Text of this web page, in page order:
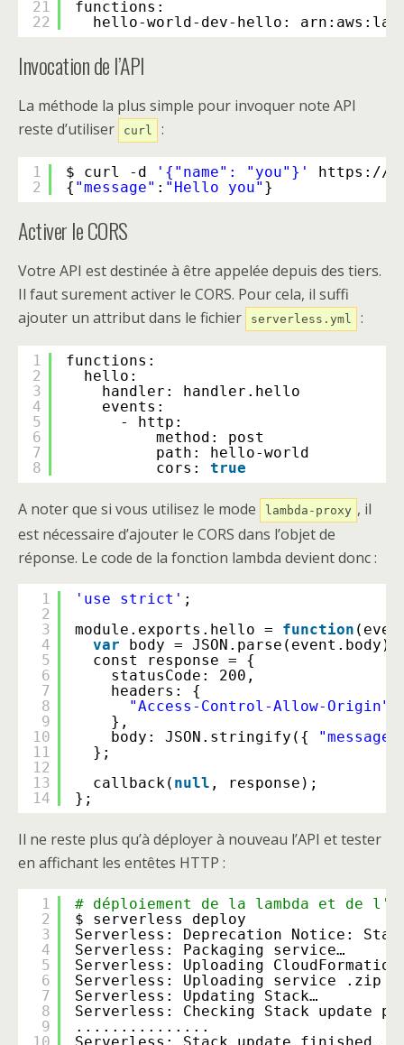
21
22
functions:
hello-world-dev-hello:
Invocation de l’API
La méthode la plus simple pour invoquer note API
reste d’utiliser
curl :
1
2
$ curl -d '{"name": "you"}' https: //
{ "message" : "Hello you" }
Activer le CORS
Votre API est destinée à être appelée depuis des tiers.
Il faut surement activer le CORS. Pour cela, il suffi
ajouter un attribut dans le fichier
serverless.yml :
1
2
3
4
5
6
7
8
functions:
hello:
handler: handler.hello
events:
- http:
method: post
path: hello-world
cors: true
A noter que si vous utilisez le mode lambda-proxy , il
est nécessaire d’ajouter le CORS dans l’objet de
réponse. Le code de la fonction lambda devient donc :
1
2
3
4
5
6
7
8
9
10
11
12
13
14
'use strict' ;
module.exports.hello = function
var
body = JSON.parse(event.body);
const response = {
statusCode: 200,
headers: {
"Access-Control-Allow-Origin"
},
body: JSON.stringify({
"message"
};
callback( null , response);
};
Il ne reste plus qu’à déployer à nouveau l’API et tester
en affichant les entêtes HTTP :
1
2
3
4
5
6
7
8
9
# déploiement de la lambda et de
$ serverless deploy
Serverless: Deprecation Notice:
Serverless: Packaging service…
Serverless: Uploading
Serverless: Uploading service .zip
Serverless: Updating Stack…
Serverless: Checking Stack update
...............